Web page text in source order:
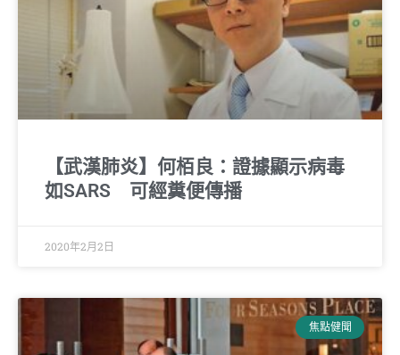
【武漢肺炎】何栢良：證據顯示病毒
如SARS 可經糞便傳播
2020年2月2日
焦點健聞